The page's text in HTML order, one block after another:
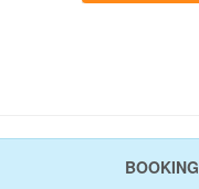
BOOKING